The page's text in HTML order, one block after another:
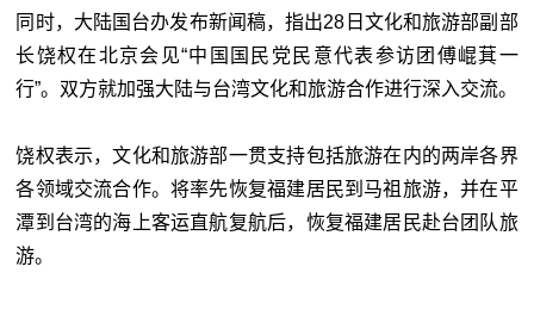
同时，大陆国台办发布新闻稿，指出28日文化和旅游部副部
长饶权在北京会见“中国国民党民意代表参访团傅崐萁一
行”。双方就加强大陆与台湾文化和旅游合作进行深入交流。
饶权表示，文化和旅游部一贯支持包括旅游在内的两岸各界
各领域交流合作。将率先恢复福建居民到马祖旅游，并在平
潭到台湾的海上客运直航复航后，恢复福建居民赴台团队旅
游。